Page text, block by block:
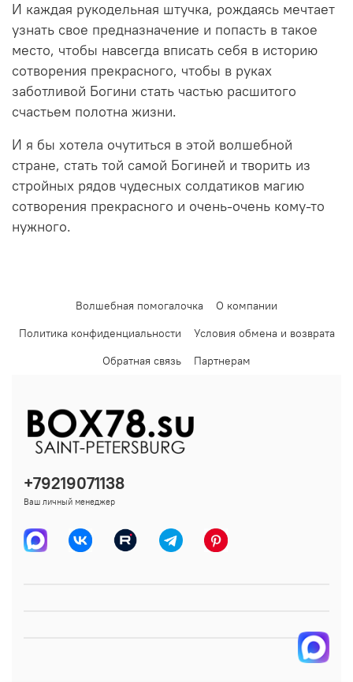
И каждая рукодельная штучка, рождаясь мечтает
узнать свое предназначение и попасть в такое
место, чтобы навсегда вписать себя в историю
сотворения прекрасного, чтобы в руках
заботливой Богини стать частью расшитого
счастьем полотна жизни.
И я бы хотела очутиться в этой волшебной
стране, стать той самой Богиней и творить из
стройных рядов чудесных солдатиков магию
сотворения прекрасного и очень-очень кому-то
нужного.
Волшебная помогалочка
О компании
Политика конфиденциальности
Условия обмена и возврата
Обратная связь
Партнерам
+79219071138
Ваш личный менеджер